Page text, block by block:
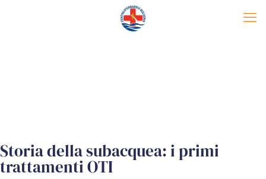
Storia della subacquea: i primi
trattamenti OTI